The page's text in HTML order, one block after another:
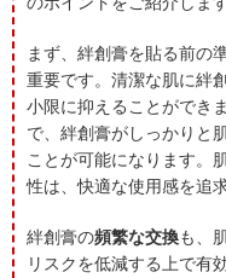
まず、絆創膏を貼る前の
重要です。清潔な肌に絆
小限に抑えることができ
で、絆創膏がしっかりと
ことが可能になります。
性は、快適な使用感を追
絆創膏の頻繁な交換も、
リスクを低減する上で有